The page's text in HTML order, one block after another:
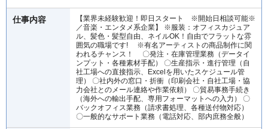
仕事内容
【業界未経験歓迎！即日スタート ※開始日相談可能※
／音楽・エンタメ系企業】 ※服装：オフィスカジュア
ル、髪色・髪型自由、ネイルOK！自由でフラットな雰
囲気の職場です! ※有名アーティストの商品制作に関
われるチャンス！ 〇発注・在庫管理業務（データイ
ンプット・各種素材手配） 〇生産指示・進行管理（自
社工場への直接指示、Excelを用いたスケジュール管
理） 〇社内外の窓口・折衝（印刷会社・自社工場・協
力会社とのメール連絡や作業依頼） 〇貿易事務手続き
（海外への輸出手配、専用フォーマットへの入力） 〇
バックオフィス業務（請求書処理、各種送付物対応）
〇一般的なサポート業務（電話対応、部内庶務全般）